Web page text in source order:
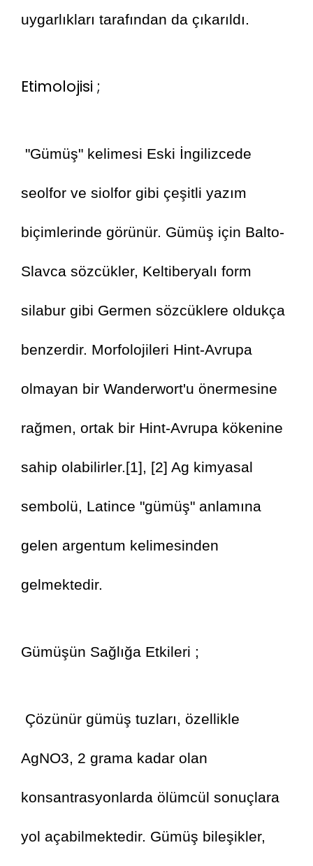
uygarlıkları tarafından da çıkarıldı.
Etimolojisi ;
seolfor ve siolfor gibi çeşitli yazım
biçimlerinde görünür. Gümüş için Balto-
Slavca sözcükler, Keltiberyalı form
silabur gibi Germen sözcüklere oldukça
benzerdir. Morfolojileri Hint-Avrupa
olmayan bir Wanderwort'u önermesine
rağmen, ortak bir Hint-Avrupa kökenine
sahip olabilirler.[1], [2] Ag kimyasal
sembolü, Latince "gümüş" anlamına
gelen argentum kelimesinden
gelmektedir.
Gümüşün Sağlığa Etkileri ;
AgNO3, 2 grama kadar olan
konsantrasyonlarda ölümcül sonuçlara
yol açabilmektedir. Gümüş bileşikler,